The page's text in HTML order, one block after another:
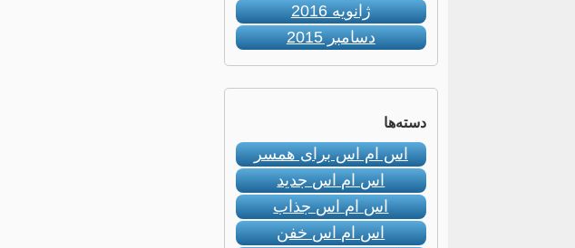
ژانویه 2016
دسامبر 2015
دسته‌ها
اس ام اس برای همسر
اس ام اس جدید
اس ام اس جذاب
اس ام اس خفن